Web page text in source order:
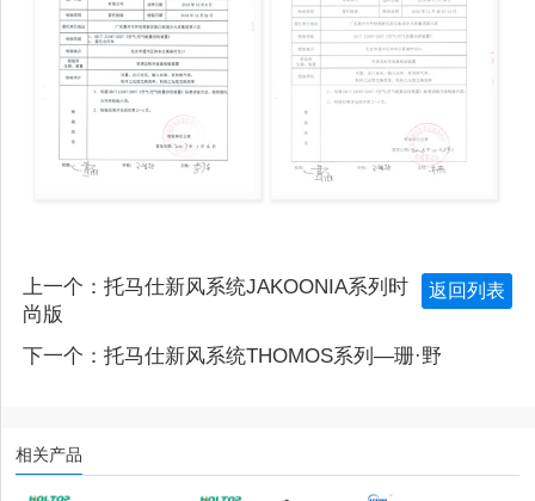
返回列表
上一个： 托马仕新风系统JAKOONIA系列时
尚版
下一个： 托马仕新风系统THOMOS系列—珊·野
相关产品